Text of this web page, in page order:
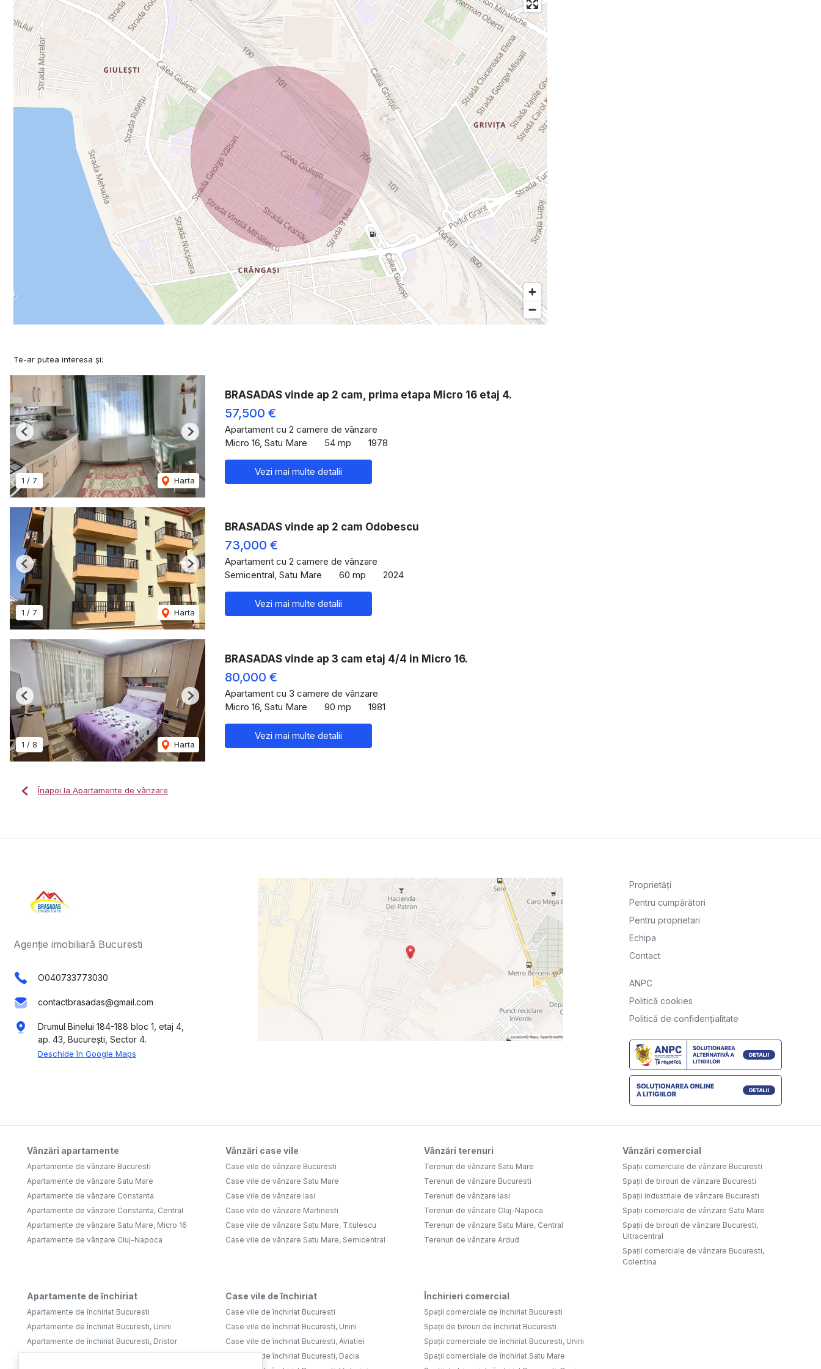
Te-ar putea interesa și:
1 / 7 Harta
Previous Next
BRASADAS vinde ap 2 cam, prima etapa Micro 16 etaj 4.
57,500 €
Apartament cu 2 camere de vânzare
Micro 16, Satu Mare
54 mp 1978
Vezi mai multe detalii
1 / 7 Harta
Previous Next
BRASADAS vinde ap 2 cam Odobescu
73,000 €
Apartament cu 2 camere de vânzare
Semicentral, Satu Mare
60 mp 2024
Vezi mai multe detalii
1 / 8 Harta
Previous Next
BRASADAS vinde ap 3 cam etaj 4/4 in Micro 16.
80,000 €
Apartament cu 3 camere de vânzare
Micro 16, Satu Mare
90 mp 1981
Vezi mai multe detalii
Înapoi la Apartamente de vânzare
Agenție imobiliară Bucuresti
O040733773030
contactbrasadas@gmail.com
Drumul Binelui 184-188 bloc 1, etaj 4,
ap. 43, București, Sector 4.
Deschide în Google Maps
Proprietăți
Pentru cumpărători
Pentru proprietari
Echipa
Contact
ANPC
Politică cookies
Politică de confidențialitate
Vânzări apartamente
Apartamente de vânzare Bucuresti
Apartamente de vânzare Satu Mare
Apartamente de vânzare Constanta
Apartamente de vânzare Constanta, Central
Apartamente de vânzare Satu Mare, Micro 16
Apartamente de vânzare Cluj-Napoca
Vânzări case vile
Case vile de vânzare Bucuresti
Case vile de vânzare Satu Mare
Case vile de vânzare Iasi
Case vile de vânzare Martinesti
Case vile de vânzare Satu Mare, Titulescu
Case vile de vânzare Satu Mare, Semicentral
Vânzări terenuri
Terenuri de vânzare Satu Mare
Terenuri de vânzare Bucuresti
Terenuri de vânzare Iasi
Terenuri de vânzare Cluj-Napoca
Terenuri de vânzare Satu Mare, Central
Terenuri de vânzare Ardud
Vânzări comercial
Spații comerciale de vânzare Bucuresti
Spații de birouri de vânzare Bucuresti
Spații industriale de vânzare Bucuresti
Spații comerciale de vânzare Satu Mare
Spații de birouri de vânzare Bucuresti,
Ultracentral
Spații comerciale de vânzare Bucuresti,
Colentina
Apartamente de închiriat
Apartamente de închiriat Bucuresti
Apartamente de închiriat Bucuresti, Unirii
Apartamente de închiriat Bucuresti, Dristor
Apartamente de închiriat Bucuresti, Tineretului
Case vile de închiriat
Case vile de închiriat Bucuresti
Case vile de închiriat Bucuresti, Unirii
Case vile de închiriat Bucuresti, Aviatiei
Case vile de închiriat Bucuresti, Dacia
Închirieri comercial
Spații comerciale de închiriat Bucuresti
Spații de birouri de închiriat Bucuresti
Spații comerciale de închiriat Bucuresti, Unirii
Spații comerciale de închiriat Satu Mare